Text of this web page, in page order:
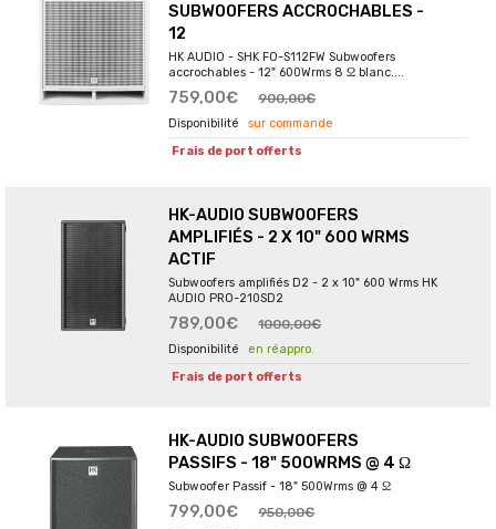
SUBWOOFERS ACCROCHABLES -
12
HK AUDIO - SHK FO-S112FW Subwoofers
accrochables - 12" 600Wrms 8 Ω blanc....
759,00€ 900,00€
sur commande
Frais de port offerts
HK-AUDIO SUBWOOFERS
AMPLIFIÉS - 2 X 10" 600 WRMS
ACTIF
Subwoofers amplifiés D2 - 2 x 10" 600 Wrms HK
AUDIO PRO-210SD2
789,00€ 1000,00€
en réappro.
Frais de port offerts
HK-AUDIO SUBWOOFERS
PASSIFS - 18" 500WRMS @ 4 Ω
Subwoofer Passif - 18" 500Wrms @ 4 Ω
799,00€ 950,00€